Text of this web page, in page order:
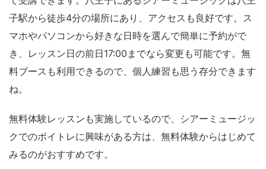
て受講できます。八王子にあるシアーミュージックは八王
子駅から徒歩4分の場所にあり、アクセスも良好です。ス
マホやパソコンから好きな日時を選んで簡単に予約がで
き、レッスン日の前日17:00までなら変更も可能です。無
料ブースも利用できるので、個人練習も思う存分できます
ね。
無料体験レッスンも実施しているので、シアーミュージッ
クでのボイトレに興味がある方は、無料体験からはじめて
みるのがおすすめです。